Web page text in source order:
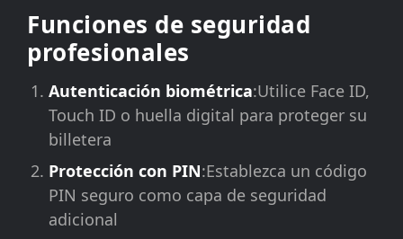
Funciones de seguridad
profesionales
Autenticación biométrica:Utilice Face ID,
Touch ID o huella digital para proteger su
billetera
Protección con PIN:Establezca un código
PIN seguro como capa de seguridad
adicional